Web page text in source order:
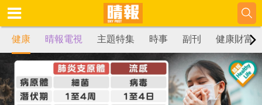
健康 晴報電視 主題特集 時事 副刊 健康財富